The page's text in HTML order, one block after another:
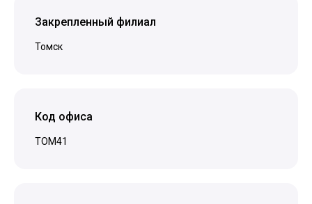
Закрепленный филиал
Томск
Код офиса
TOM41